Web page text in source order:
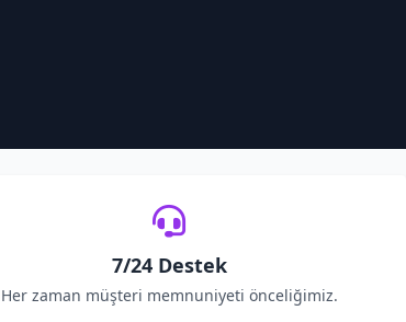
7/24 Destek
Her zaman müşteri memnuniyeti önceliğimiz.